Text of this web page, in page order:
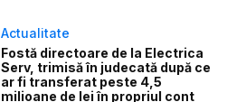
Actualitate
Fostă directoare de la Electrica
Serv, trimisă în judecată după ce
ar fi transferat peste 4,5
milioane de lei în propriul cont